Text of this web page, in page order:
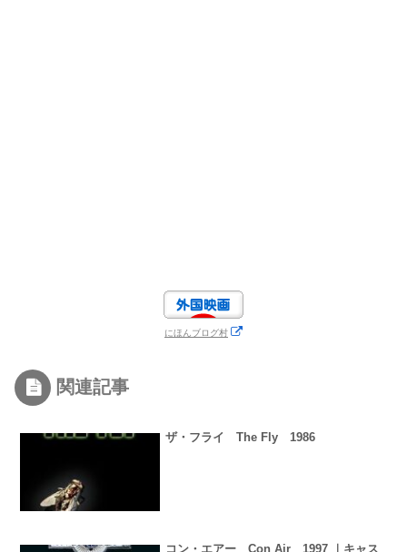
にほんブログ村
関連記事
ザ・フライ The Fly 1986
コン・エアー Con Air 1997 ｜キャス